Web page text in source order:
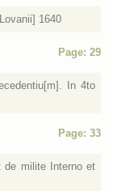
1640
Page: 29
In 4to
Page: 33
de milite Interno et